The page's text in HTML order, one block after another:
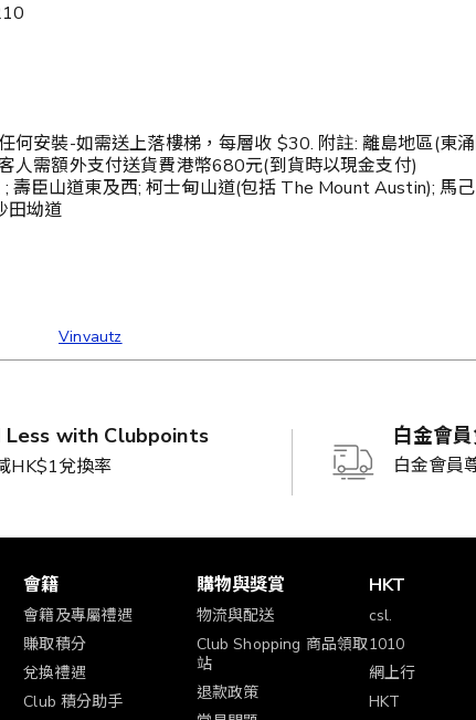
何安裝-如需送上落樓梯，每層收 $30. 附註: 離島地區(東
人需額外支付送貨費港幣680元(到貨時以現金支付)
; 壽臣山道東及西; 柯士甸山道(包括 The Mount Austin);
田坳道
Vinvautz
Less with Clubpoints
HK$1兌換率
白金會
白金會員
會籍
會籍及專屬禮遇
賺取積分
兌換禮遇
Club 積分助手
購物與獎賞
物流與配送
Club Shopping 商品領取
站
退款政策
HKT
csl.
1010
網上行
HKT